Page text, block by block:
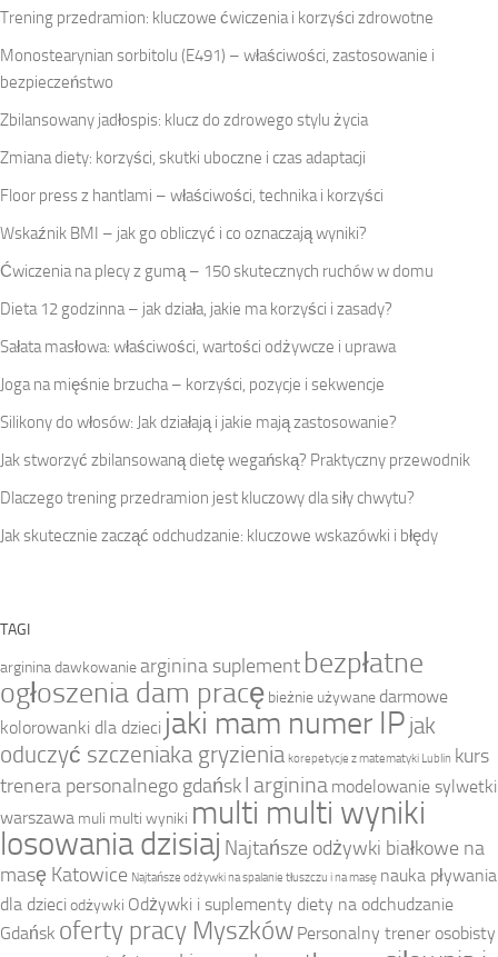
Trening przedramion: kluczowe ćwiczenia i korzyści zdrowotne
Monostearynian sorbitolu (E491) – właściwości, zastosowanie i
bezpieczeństwo
Zbilansowany jadłospis: klucz do zdrowego stylu życia
Zmiana diety: korzyści, skutki uboczne i czas adaptacji
Floor press z hantlami – właściwości, technika i korzyści
Wskaźnik BMI – jak go obliczyć i co oznaczają wyniki?
Ćwiczenia na plecy z gumą – 150 skutecznych ruchów w domu
Dieta 12 godzinna – jak działa, jakie ma korzyści i zasady?
Sałata masłowa: właściwości, wartości odżywcze i uprawa
Joga na mięśnie brzucha – korzyści, pozycje i sekwencje
Silikony do włosów: Jak działają i jakie mają zastosowanie?
Jak stworzyć zbilansowaną dietę wegańską? Praktyczny przewodnik
Dlaczego trening przedramion jest kluczowy dla siły chwytu?
Jak skutecznie zacząć odchudzanie: kluczowe wskazówki i błędy
TAGI
arginina dawkowaniearginina suplement bezpłatne
ogłoszenia dam pracę bieżnie używane darmowe
kolorowanki dla dzieci jaki mam numer IP jak
oduczyć szczeniaka gryzienia korepetycje z matematyki Lublin kurs
trenera personalnego gdańskl arginina modelowanie sylwetki
warszawa muli multi wyniki multi multi wyniki
losowania dzisiaj Najtańsze odżywki białkowe na
masę Katowice Najtańsze odżywki na spalanie tłuszczu i na masę nauka pływania
dla dzieci odżywki Odżywki i suplementy diety na odchudzanie
Gdańsk oferty pracy Myszków Personalny trener osobisty